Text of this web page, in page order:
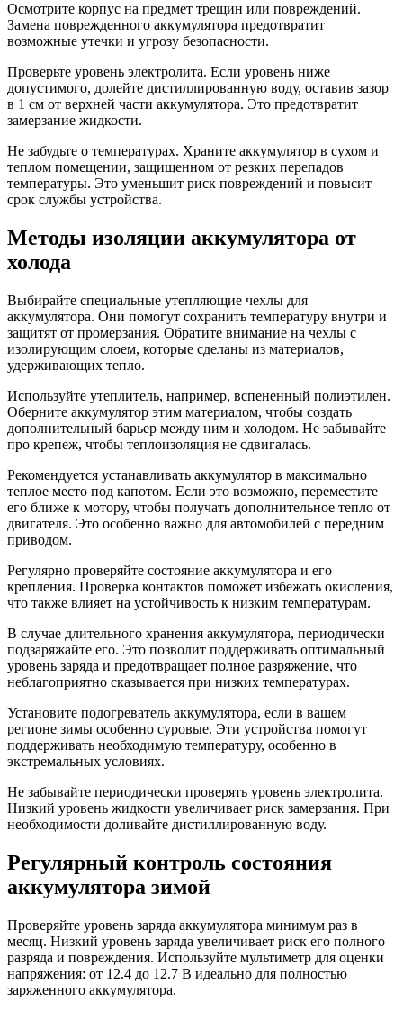
Осмотрите корпус на предмет трещин или повреждений.
Замена поврежденного аккумулятора предотвратит
возможные утечки и угрозу безопасности.
Проверьте уровень электролита. Если уровень ниже
допустимого, долейте дистиллированную воду, оставив зазор
в 1 см от верхней части аккумулятора. Это предотвратит
замерзание жидкости.
Не забудьте о температурах. Храните аккумулятор в сухом и
теплом помещении, защищенном от резких перепадов
температуры. Это уменьшит риск повреждений и повысит
срок службы устройства.
Методы изоляции аккумулятора от
холода
Выбирайте специальные утепляющие чехлы для
аккумулятора. Они помогут сохранить температуру внутри и
защитят от промерзания. Обратите внимание на чехлы с
изолирующим слоем, которые сделаны из материалов,
удерживающих тепло.
Используйте утеплитель, например, вспененный полиэтилен.
Оберните аккумулятор этим материалом, чтобы создать
дополнительный барьер между ним и холодом. Не забывайте
про крепеж, чтобы теплоизоляция не сдвигалась.
Рекомендуется устанавливать аккумулятор в максимально
теплое место под капотом. Если это возможно, переместите
его ближе к мотору, чтобы получать дополнительное тепло от
двигателя. Это особенно важно для автомобилей с передним
приводом.
Регулярно проверяйте состояние аккумулятора и его
крепления. Проверка контактов поможет избежать окисления,
что также влияет на устойчивость к низким температурам.
В случае длительного хранения аккумулятора, периодически
подзаряжайте его. Это позволит поддерживать оптимальный
уровень заряда и предотвращает полное разряжение, что
неблагоприятно сказывается при низких температурах.
Установите подогреватель аккумулятора, если в вашем
регионе зимы особенно суровые. Эти устройства помогут
поддерживать необходимую температуру, особенно в
экстремальных условиях.
Не забывайте периодически проверять уровень электролита.
Низкий уровень жидкости увеличивает риск замерзания. При
необходимости доливайте дистиллированную воду.
Регулярный контроль состояния
аккумулятора зимой
Проверяйте уровень заряда аккумулятора минимум раз в
месяц. Низкий уровень заряда увеличивает риск его полного
разряда и повреждения. Используйте мультиметр для оценки
напряжения: от 12.4 до 12.7 В идеально для полностью
заряженного аккумулятора.